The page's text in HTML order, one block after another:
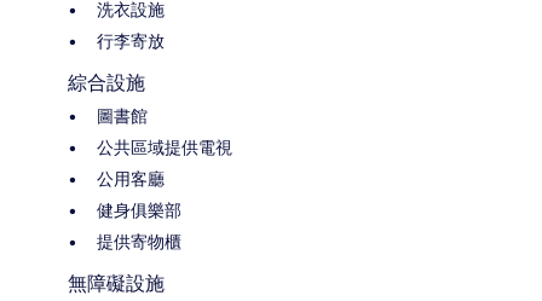
洗衣設施
行李寄放
綜合設施
圖書館
公共區域提供電視
公用客廳
健身俱樂部
提供寄物櫃
無障礙設施